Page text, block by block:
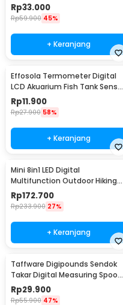
Jam Alarm Kalender - HTC-2
Rp33.000
Rp59.900 45%
+ Keranjang
Effosola Termometer Digital
LCD Akuarium Fish Tank Sensor
Kabel 1M - TPM-10
Rp11.900
Rp27.900 58%
+ Keranjang
Mini 8in1 LED Digital
Multifunction Outdoor Hiking
Camping Compass - RV77
Rp172.700
Rp233.900 27%
+ Keranjang
Taffware Digipounds Sendok
Takar Digital Measuring Spoon
500g 0.1g - HM10
Rp29.900
Rp55.900 47%